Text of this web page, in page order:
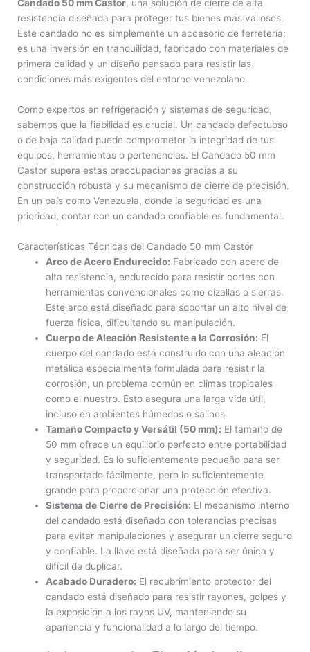
Candado 50 mm Castor, una solución de cierre de alta
resistencia diseñada para proteger tus bienes más valiosos.
Este candado no es simplemente un accesorio de ferretería;
es una inversión en tranquilidad, fabricado con materiales de
primera calidad y un diseño pensado para resistir las
condiciones más exigentes del entorno venezolano.
Como expertos en refrigeración y sistemas de seguridad,
sabemos que la fiabilidad es crucial. Un candado defectuoso
o de baja calidad puede comprometer la integridad de tus
equipos, herramientas o pertenencias. El Candado 50 mm
Castor supera estas preocupaciones gracias a su
construcción robusta y su mecanismo de cierre de precisión.
En un país como Venezuela, donde la seguridad es una
prioridad, contar con un candado confiable es fundamental.
Características Técnicas del Candado 50 mm Castor
Arco de Acero Endurecido: Fabricado con acero de
alta resistencia, endurecido para resistir cortes con
herramientas convencionales como cizallas o sierras.
Este arco está diseñado para soportar un alto nivel de
fuerza física, dificultando su manipulación.
Cuerpo de Aleación Resistente a la Corrosión: El
cuerpo del candado está construido con una aleación
metálica especialmente formulada para resistir la
corrosión, un problema común en climas tropicales
como el nuestro. Esto asegura una larga vida útil,
incluso en ambientes húmedos o salinos.
Tamaño Compacto y Versátil (50 mm): El tamaño de
50 mm ofrece un equilibrio perfecto entre portabilidad
y seguridad. Es lo suficientemente pequeño para ser
transportado fácilmente, pero lo suficientemente
grande para proporcionar una protección efectiva.
Sistema de Cierre de Precisión: El mecanismo interno
del candado está diseñado con tolerancias precisas
para evitar manipulaciones y asegurar un cierre seguro
y confiable. La llave está diseñada para ser única y
difícil de duplicar.
Acabado Duradero: El recubrimiento protector del
candado está diseñado para resistir rayones, golpes y
la exposición a los rayos UV, manteniendo su
apariencia y funcionalidad a lo largo del tiempo.